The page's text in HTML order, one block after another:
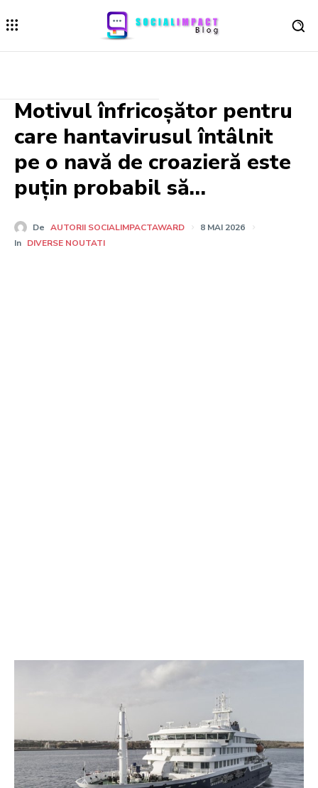
Motivul înfricoșător pentru
care hantavirusul întâlnit
pe o navă de croazieră este
puțin probabil să…
De AUTORII SOCIALIMPACTAWARD
8 MAI 2026
In DIVERSE NOUTATI